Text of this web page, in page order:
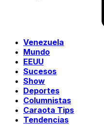
Venezuela
Mundo
EEUU
Sucesos
Show
Deportes
Columnistas
Caraota Tips
Tendencias